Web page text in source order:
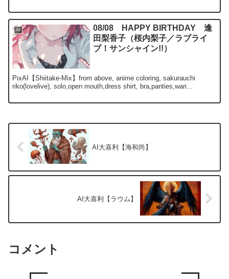
AI
08/08 HAPPY BIRTHDAY 逢
田梨香子（桜内梨子／ラブライ
ブ！サンシャイン!!）
PixAI【Shiitake-Mix】from above, anime coloring, sakurauchi
riko(lovelive), solo,open mouth,dress shirt, bra,panties,wari...
AI大喜利【海和尚】
AI大喜利【ラウム】
コメント